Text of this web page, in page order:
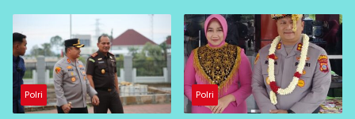
Polri Polri